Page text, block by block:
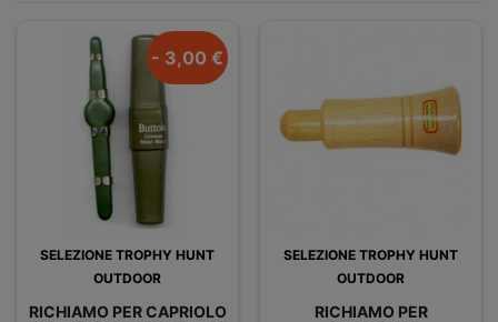
- 3,00 €
SELEZIONE TROPHY HUNT
OUTDOOR
RICHIAMO PER CAPRIOLO
SELEZIONE TROPHY HUNT
OUTDOOR
RICHIAMO PER